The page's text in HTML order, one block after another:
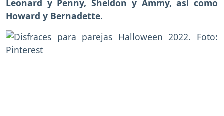
Leonard y Penny, Sheldon y Ammy, así como
Howard y Bernadette.